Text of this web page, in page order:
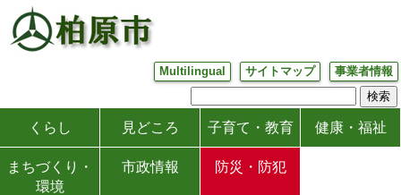
Multilingual サイトマップ 事業者情報
くらし 見どころ 子育て・教育 健康・福祉
まちづくり・
環境
市政情報 防災・防犯